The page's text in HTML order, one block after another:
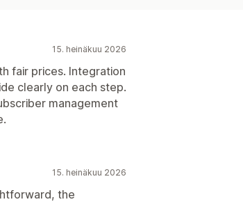
15. heinäkuu 2026
fair prices. Integration
clearly on each step.
management
15. heinäkuu 2026
the